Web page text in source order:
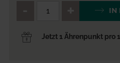
IN
Jetzt 1 Ährenpunkt pro